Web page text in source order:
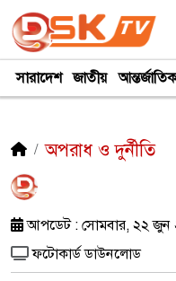
সারাদেশ জাতীয় আন্তর্জাতিক
অপরাধ ও দুর্নীতি
আপডেট : সোমবার, ২২ জুন
ফটোকার্ড ডাউনলোড